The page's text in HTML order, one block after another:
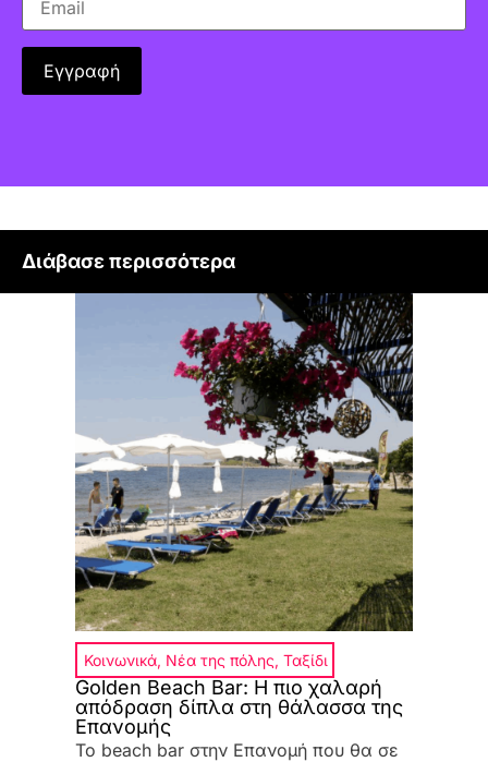
Διάβασε περισσότερα
Κοινωνικά, Νέα της πόλης, Ταξίδι
Golden Beach Bar: Η πιο χαλαρή
απόδραση δίπλα στη θάλασσα της
Επανομής
Το beach bar στην Επανομή που θα σε